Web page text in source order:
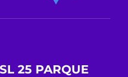
25 PARQUE